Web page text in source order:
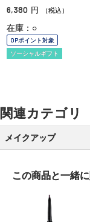
6,380 円 （税込）
在庫：○
OPポイント対象
ソーシャルギフト
関連カテゴリ
メイクアップ
この商品と一緒に